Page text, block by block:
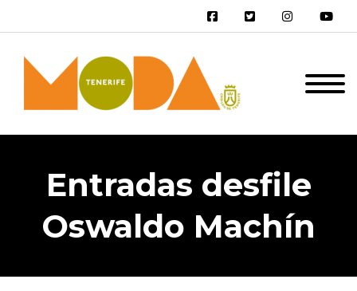
Entradas desfile
Oswaldo Machín